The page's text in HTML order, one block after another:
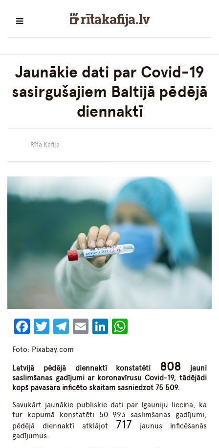
Jaunākie dati par Covid-19
sasirgušajiem Baltijā pēdējā
diennaktī
Rīta Kafija
Facebook
Twitter
Telegram
EmailLinkedIn
Foto: Pixabay.com
Latvijā pēdējā diennaktī konstatēti 808jauni
saslimšanas gadījumi ar koronavīrusu Covid-19, tādējādi
kopš pavasara inficēto skaitam sasniedzot 75 509.
Savukārt jaunākie publiskie dati par Igauniju liecina, ka
tur kopumā konstatēti 50 993 saslimšanas gadījumi,
pēdējā diennaktī atklājot 717 jaunus inficēšanās
gadījumus.